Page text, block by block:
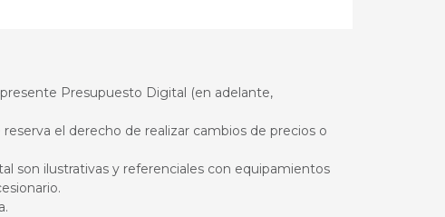
Presupuesto Digital (en adelante,
el derecho de realizar cambios de precios o
son ilustrativas y referenciales con equipamientos